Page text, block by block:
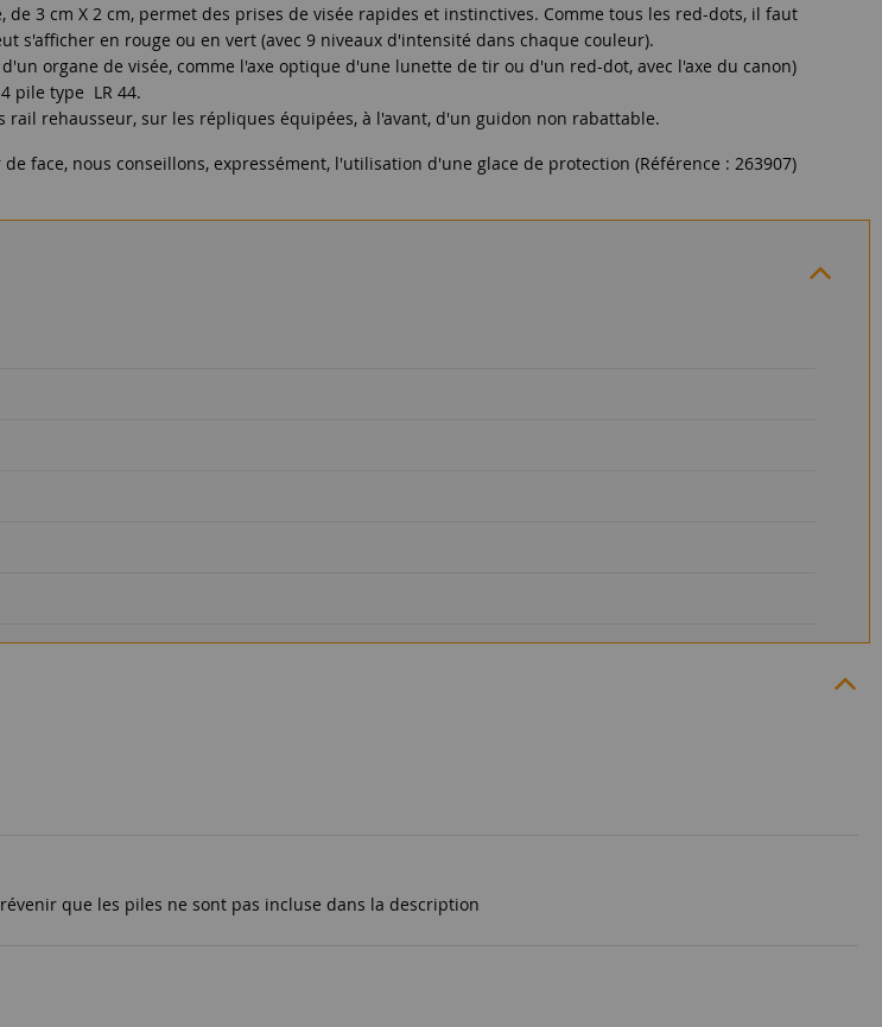
3 cm X 2 cm, permet des prises de visée rapides et instinctives. Comme tous les red-dots, il faut
s'afficher en rouge ou en vert (avec 9 niveaux d'intensité dans chaque couleur).
organe de visée, comme l'axe optique d'une lunette de tir ou d'un red-dot, avec l'axe du canon)
pile type LR 44.
rail rehausseur, sur les répliques équipées, à l'avant, d'un guidon non rabattable.
face, nous conseillons, expressément, l'utilisation d'une glace de protection (Référence : 263907)
que les piles ne sont pas incluse dans la description